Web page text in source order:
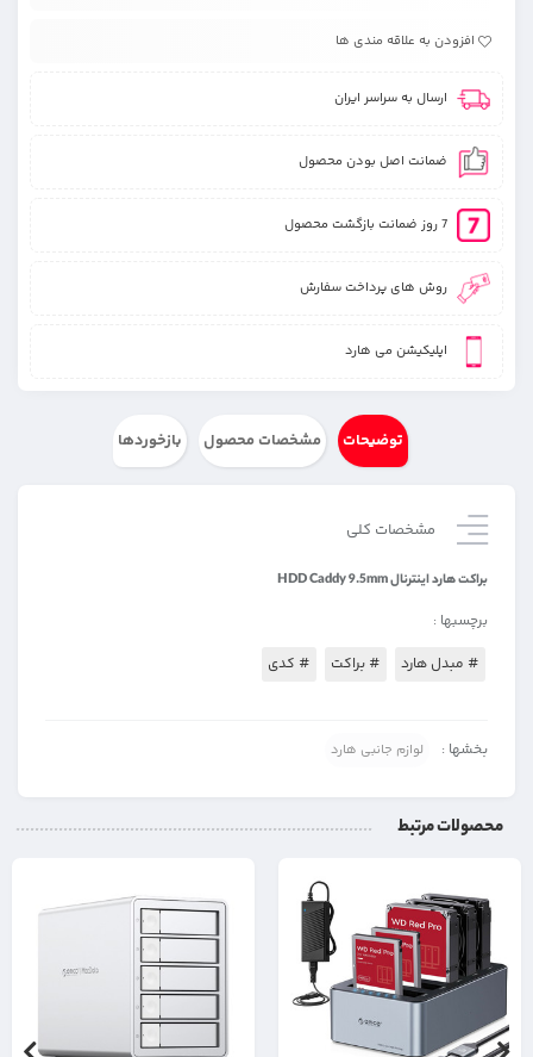
افزودن به علاقه مندی ها
ارسال به سراسر ایران
ضمانت اصل بودن محصول
7 روز ضمانت بازگشت محصول
روش های پرداخت سفارش
اپلیکیشن می هارد
توضیحات مشخصات محصول بازخوردها
مشخصات کلی
براکت هارد اینترنال HDD Caddy 9.5mm
برچسبها :
# مبدل هارد # براکت # کدی
بخشها : لوازم جانبی هارد
محصولات مرتبط